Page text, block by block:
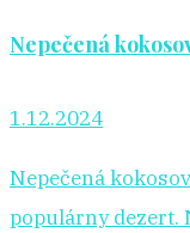
Nepečená
1.12.2024
Nepečená
populárny dezert.